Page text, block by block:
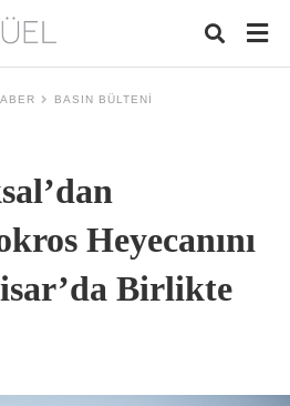
BASIN BÜLTENI
Heyecanını
Birlikte